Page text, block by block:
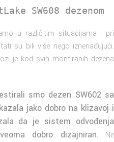
SW608 dezenom
u različitim situacijama i pri
su bili više nego iznenađujući.
je kod svih montiranih dezena
smo dezen SW602 sa
jako dobro na klizavoj i
da je sistem odvođenja
dobro dizajniran. Ne